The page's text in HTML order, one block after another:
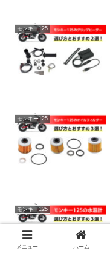
モンキー125
モンキー125
モンキー125
メニュー ホーム